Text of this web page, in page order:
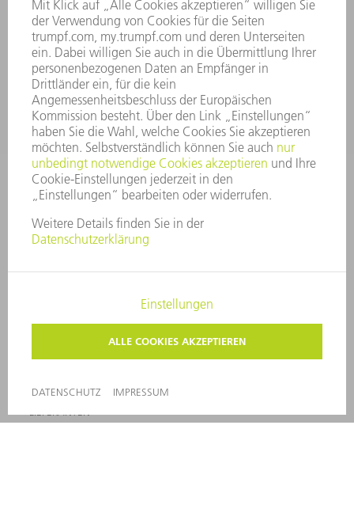
NEWSLETTER-ANMELDUNG
MYTRUMPF
SICHERHEITSDATENBLÄTTER
PRODUKTE
MASCHINEN & SYSTEME
LASER
LEISTUNGSELEKTRONIK
ELEKTROWERKZEUGE
SMART FACTORY
SOFTWARE
SERVICES
ANWENDUNGEN
UNTERNEHMEN
KARRIERE
UNTERNEHMENSPROFIL
HINWEISGEBERSYSTEM
MAGAZINE
LIEFERANTEN